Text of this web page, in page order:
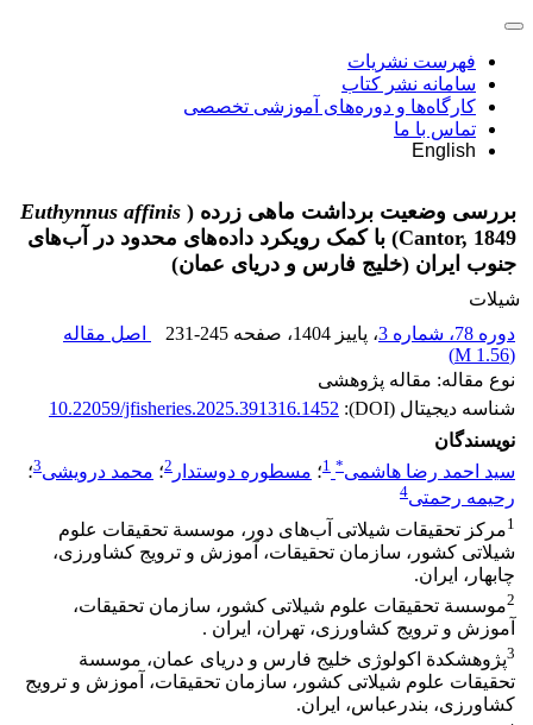
فهرست نشریات
سامانه نشر کتاب
کارگاه‌ها و دوره‌های آموزشی تخصصی
تماس با ما
English
بررسی وضعیت برداشت ماهی زرده ( Euthynnus affinis
Cantor, 1849) با کمک رویکرد داده‌های محدود در آب‌های
جنوب ایران (خلیج فارس و دریای عمان)
شیلات
دوره 78، شماره 3
، پاییز 1404 ، صفحه 231-245
اصل مقاله
(
1.56 M
)
نوع مقاله: مقاله پژوهشی
شناسه دیجیتال (DOI):
10.22059/jfisheries.2025.391316.1452
نویسندگان
سید احمد رضا هاشمی*
1؛ مسطوره دوستدار 2؛ محمد درویشی3؛
رحیمه رحمتی4
1مرکز تحقیقات شیلاتی آب‌های دور، موسسة تحقیقات علوم
شیلاتی کشور، سازمان تحقیقات، آموزش و ترویج کشاورزی،
چابهار، ایران.
2موسسة تحقیقات علوم شیلاتی کشور، سازمان تحقیقات،
آموزش و ترویج کشاورزی، تهران، ایران .
3پژوهشکدة اکولوژی خلیج فارس و دریای عمان، موسسة
تحقیقات علوم شیلاتی کشور، سازمان تحقیقات، آموزش و ترویج
کشاورز‌ی، بندرعباس، ایران.